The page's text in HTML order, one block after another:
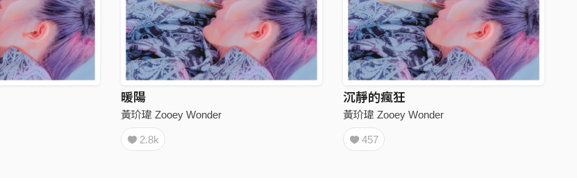
暖陽
黃玠瑋 Zooey Wonder
2.8k
沉靜的瘋狂
黃玠瑋 Zooey Wonder
457